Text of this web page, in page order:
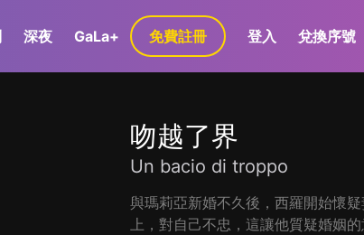
深夜 GaLa+ 免費註冊 登入 兌換序號
吻越了界
Un bacio di troppo
與瑪莉亞新婚不久後，西羅開始懷
上，對自己不忠，這讓他質疑婚姻